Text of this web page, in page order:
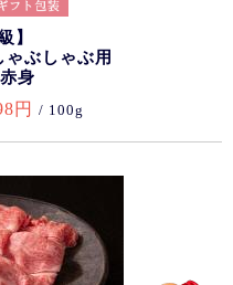
】
ぶしゃぶ用
身
円 / 100g